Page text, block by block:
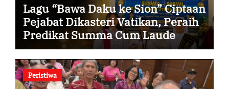
Lagu “Bawa Daku ke Sion” Ciptaan
Pejabat Dikasteri Vatikan, Peraih
Predikat Summa Cum Laude
Peristiwa